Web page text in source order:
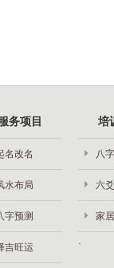
务项目
名改名
水布局
字预测
吉旺运
培
八
六
家